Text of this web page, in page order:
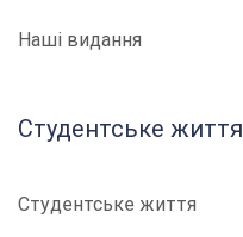
Наші видання
Студентське життя
Студентське життя